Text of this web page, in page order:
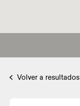
Volver a resultados